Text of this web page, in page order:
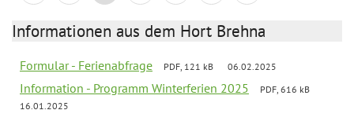
Informationen aus dem Hort Brehna
Formular - Ferienabfrage PDF, 121 kB 06.02.2025
Information - Programm Winterferien 2025
PDF, 616 kB
16.01.2025